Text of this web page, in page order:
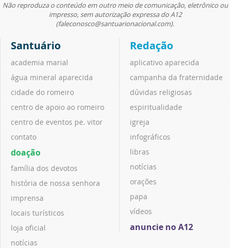
Não reproduza o conteúdo em outro meio de comunicação, eletrônico ou
impresso, sem autorização expressa do A12
(faleconosco@santuarionacional.com).
Santuário
academia marial
água mineral aparecida
cidade do romeiro
centro de apoio ao romeiro
centro de eventos pe. vitor
contato
doação
família dos devotos
história de nossa senhora
imprensa
locais turísticos
loja oficial
notícias
Redação
aplicativo aparecida
campanha da fraternidade
dúvidas religiosas
espiritualidade
igreja
infográficos
libras
notícias
orações
papa
vídeos
anuncie no A12